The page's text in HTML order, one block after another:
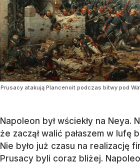
Prusacy atakują Plancenoit podczas bitwy pod
Napoleon był wściekły na Neya.
że zaczął walić pałaszem w lufę
Nie było już czasu na realizację
Prusacy byli coraz bliżej.